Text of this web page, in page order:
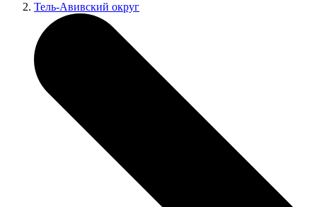
Тель-Авивский округ